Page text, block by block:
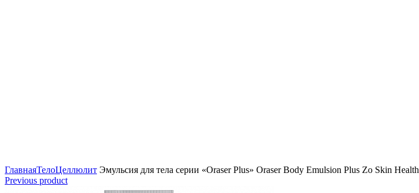
ГлавнаяТелоЦеллюлит Эмульсия для тела серии «Oraser Plus» Oraser Body Emulsion Plus Zo Skin Health
Previous product